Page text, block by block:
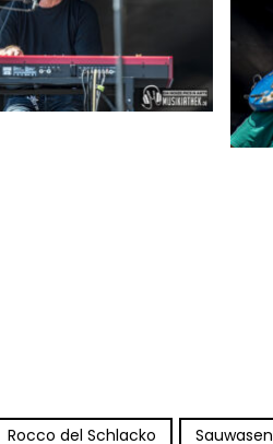
Rocco del Schlacko Sauwasen